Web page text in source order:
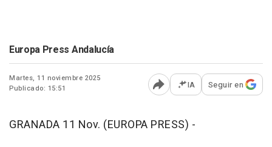
Europa Press Andalucía
Martes, 11 noviembre 2025
Publicado: 15:51
Abrir opciones para
IA Seguir en
GRANADA 11 Nov. (EUROPA PRESS) -